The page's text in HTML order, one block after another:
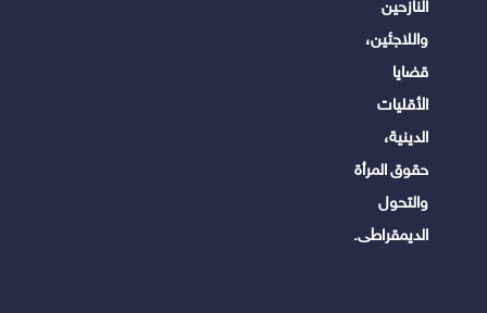
النازحين
واللاجئين،
قضايا
الأقليات
الدينية،
حقوق المرأة
والتحول
الديمقراطى.